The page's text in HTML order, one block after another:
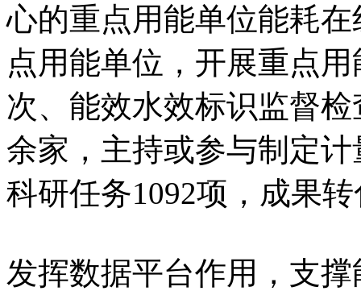
心的重点用能单位能耗
点用能单位，开展重点
次、能效水效标识监督
余家，主持或参与制定
科研任务1092项，成果
发挥数据平台作用，支